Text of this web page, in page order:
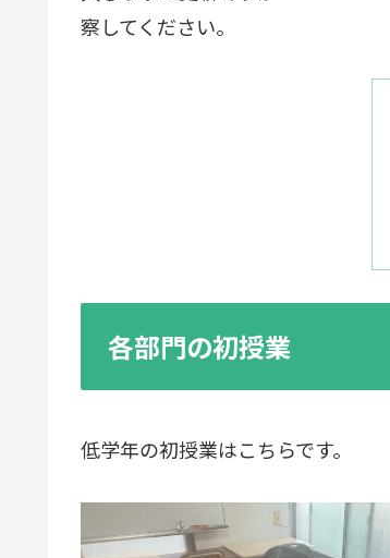
察してください。
各部門の初授業
低学年の初授業はこちらです。